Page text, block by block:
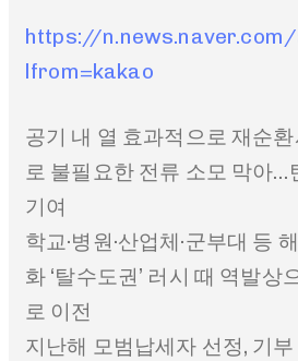
https://
lfrom=kakao
공기 내 열 효과적으로 재순
로 불필요한 전류 소모 막아…
기여
학교·병원·산업체·군부대 등
화 ‘탈수도권’ 러시 때 역발상
로 이전
지난해 모범납세자 선정, 기